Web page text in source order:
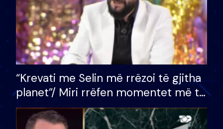
“Krevati me Selin më rrëzoi të gjitha
planet”/ Miri rrëfen momentet më të
bukura në shtëpinë e BB VIP: Do më
mungojë zilja e mëngjesit kur…